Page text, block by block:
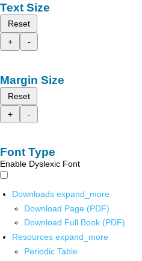
Text Size
Reset
+
-
Margin Size
Reset
+
-
Font Type
Enable Dyslexic Font
Downloads expand_more
Download Page (PDF)
Download Full Book (PDF)
Resources expand_more
Periodic Table